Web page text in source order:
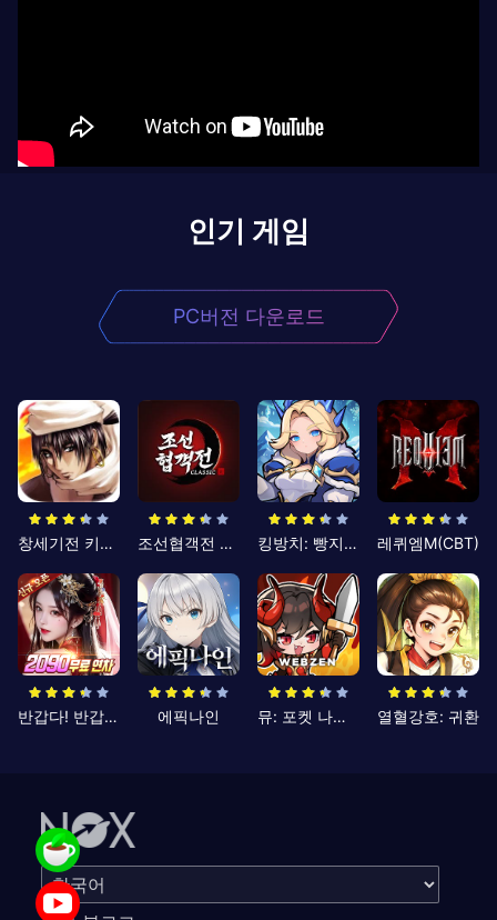
인기 게임
PC버전 다운로드
창세기전 키우기 조선협객전 클래식 킹방치: 빵지의 제왕 레퀴엠M(CBT)
반갑다! 반갑삼국지 에픽나인 뮤: 포켓 나이츠 열혈강호: 귀환